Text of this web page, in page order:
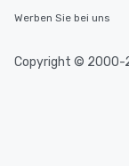
Werben Sie bei uns
Copyright © 2000-